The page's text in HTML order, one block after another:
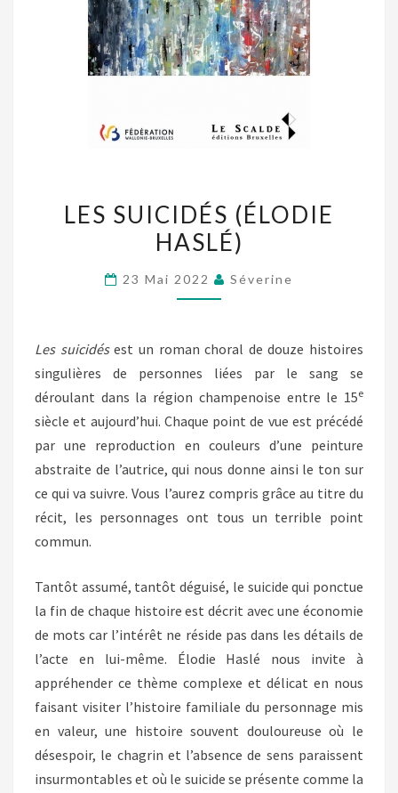
SUICIDÉS
(ÉLODIE
LES SUICIDÉS (ÉLODIE
HASLÉ)
23 Mai 2022 Séverine
Les suicidésest un roman choral de douze histoires
singulières de personnes liées par le sang se
déroulant dans la région champenoise entre le 15e
siècle et aujourd’hui. Chaque point de vue est précédé
par une reproduction en couleurs d’une peinture
abstraite de l’autrice, qui nous donne ainsi le ton sur
ce qui va suivre. Vous l’aurez compris grâce au titre du
récit, les personnages ont tous un terrible point
commun.
Tantôt assumé, tantôt déguisé, le suicide qui ponctue
la fin de chaque histoire est décrit avec une économie
de mots car l’intérêt ne réside pas dans les détails de
l’acte en lui-même. Élodie Haslé nous invite à
appréhender ce thème complexe et délicat en nous
faisant visiter l’histoire familiale du personnage mis
en valeur, une histoire souvent douloureuse où le
désespoir, le chagrin et l’absence de sens paraissent
insurmontables et où le suicide se présente comme la